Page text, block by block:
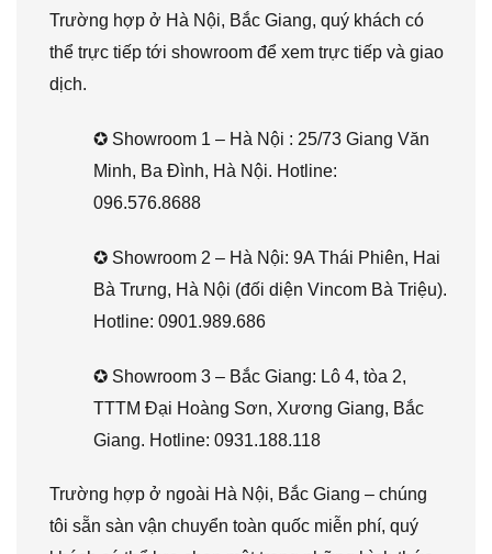
Trường hợp ở Hà Nội, Bắc Giang, quý khách có
thể trực tiếp tới showroom để xem trực tiếp và giao
dịch.
✪ Showroom 1 – Hà Nội : 25/73 Giang Văn
Minh, Ba Đình, Hà Nội. Hotline:
096.576.8688
✪ Showroom 2 – Hà Nội: 9A Thái Phiên, Hai
Bà Trưng, Hà Nội (đối diện Vincom Bà Triệu).
Hotline: 0901.989.686
✪ Showroom 3 – Bắc Giang: Lô 4, tòa 2,
TTTM Đại Hoàng Sơn, Xương Giang, Bắc
Giang. Hotline: 0931.188.118
Trường hợp ở ngoài Hà Nội, Bắc Giang – chúng
tôi sẵn sàn vận chuyển toàn quốc miễn phí, quý